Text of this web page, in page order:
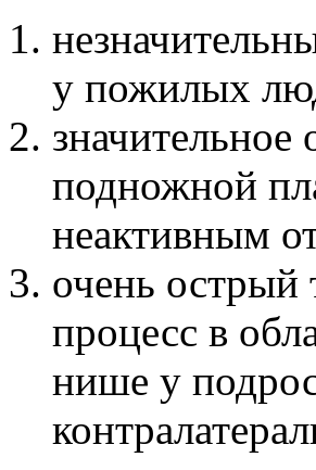
у пожилых
значительное
подножной
неактивным
очень острый
процесс в
нише у